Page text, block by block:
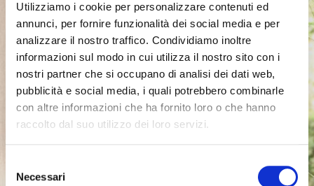
Utilizziamo i cookie per personalizzare contenuti ed
annunci, per fornire funzionalità dei social media e per
analizzare il nostro traffico. Condividiamo inoltre
informazioni sul modo in cui utilizza il nostro sito con i
nostri partner che si occupano di analisi dei dati web,
pubblicità e social media, i quali potrebbero combinarle
con altre informazioni che ha fornito loro o che hanno
raccolto dal suo utilizzo dei loro servizi.
delNecessari